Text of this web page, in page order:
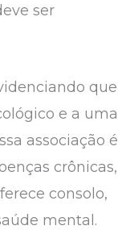
ser
que
e a uma
associação é
crônicas,
consolo,
mental.